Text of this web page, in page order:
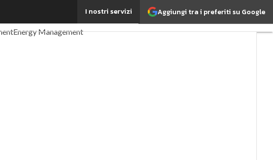
Aggiungi tra i preferiti su Google
I nostri servizi
Sostenibilità: perché è importante?
Energy Management